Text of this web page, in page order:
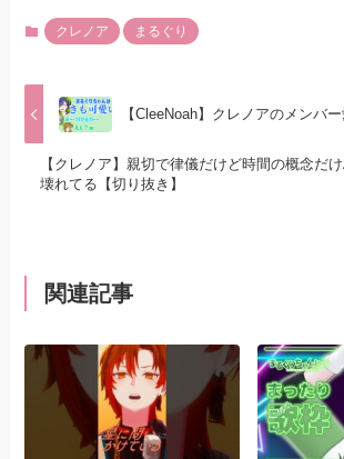
クレノア まるぐり
【CleeNoah】クレノアのメンバー
【クレノア】親切で律儀だけど時間の概念だ
壊れてる【切り抜き】
関連記事